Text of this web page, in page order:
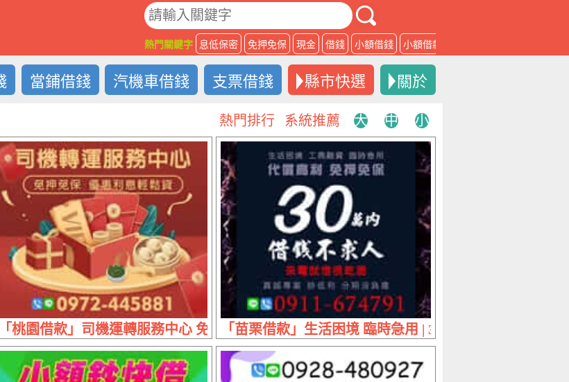
熱門關鍵字 息低保密 免押免保 現金 借錢 小額借錢 小額借款
當鋪借錢 汽機車借錢 支票借錢 縣市快選 關於
熱門排行 系統推薦 大 中 小
惠專案 | 利息最低廉 分期最彈性
「桃園借款」司機運轉服務中心 免押免保 | 優惠利息 輕鬆貸「苗栗借款」生活困境 臨時急用 | 30萬內 代償高利免押